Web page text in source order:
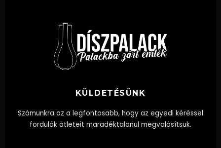
KÜLDETÉSÜNK
Számunkra az a legfontosabb, hogy az egyedi kéréssel
fordulók ötleteit maradéktalanul megvalósítsuk.